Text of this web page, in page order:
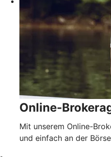
Online-
Mit unserem Online-
und einfach an der